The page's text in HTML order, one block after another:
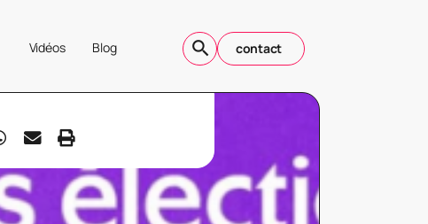
Vidéos Blog contact